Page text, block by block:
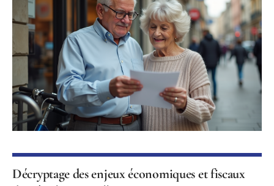
Décryptage des enjeux économiques et fiscaux